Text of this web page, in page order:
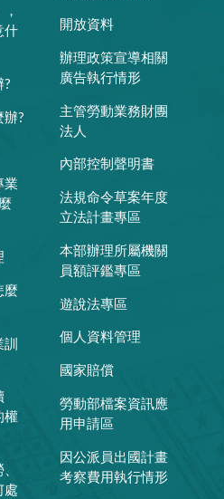
什
?
辦?
業
麼
權
處
開放資料
辦理政策宣導相關
廣告執行情形
主管勞動業務財團
法人
內部控制聲明書
法規命令草案年度
立法計畫專區
本部辦理所屬機關
員額評鑑專區
遊說法專區
個人資料管理
國家賠償
勞動部檔案資訊應
用申請區
因公派員出國計畫
考察費用執行情形